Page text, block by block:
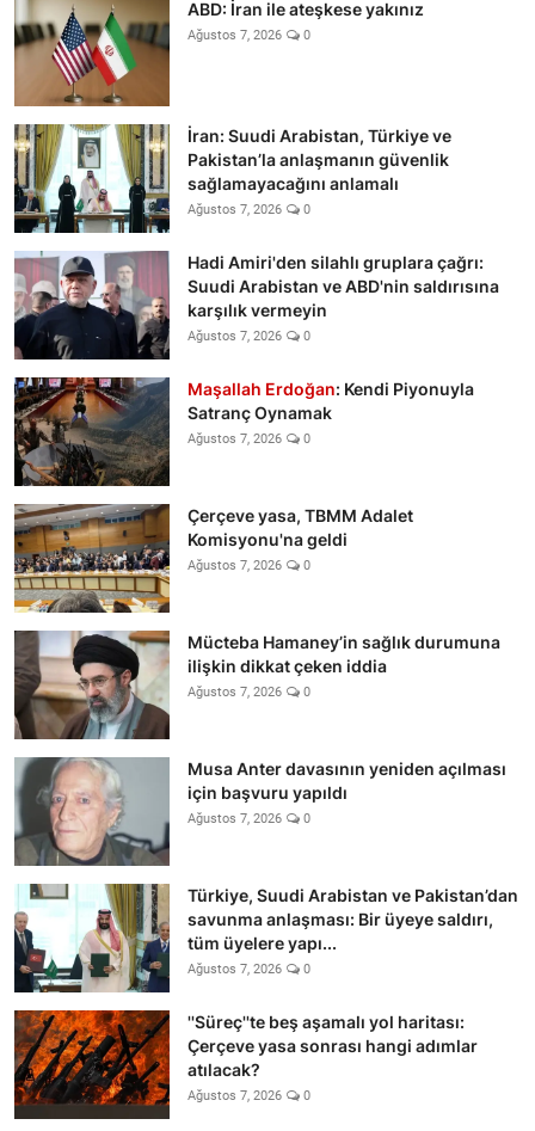
ABD: İran ile ateşkese yakınız
Ağustos 7, 2026 0
İran: Suudi Arabistan, Türkiye ve
Pakistan’la anlaşmanın güvenlik
sağlamayacağını anlamalı
Ağustos 7, 2026 0
Hadi Amiri'den silahlı gruplara çağrı:
Suudi Arabistan ve ABD'nin saldırısına
karşılık vermeyin
Ağustos 7, 2026 0
Maşallah Erdoğan: Kendi Piyonuyla
Satranç Oynamak
Ağustos 7, 2026 0
Çerçeve yasa, TBMM Adalet
Komisyonu'na geldi
Ağustos 7, 2026 0
Mücteba Hamaney’in sağlık durumuna
ilişkin dikkat çeken iddia
Ağustos 7, 2026 0
Musa Anter davasının yeniden açılması
için başvuru yapıldı
Ağustos 7, 2026 0
Türkiye, Suudi Arabistan ve Pakistan’dan
savunma anlaşması: Bir üyeye saldırı,
tüm üyelere yapı...
Ağustos 7, 2026 0
''Süreç''te beş aşamalı yol haritası:
Çerçeve yasa sonrası hangi adımlar
atılacak?
Ağustos 7, 2026 0